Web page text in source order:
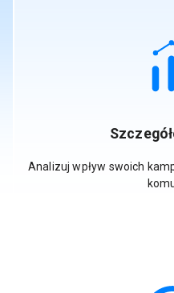
Analizuj wpływ swoich